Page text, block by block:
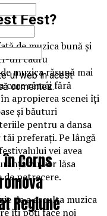
Fest?
de muzica bună şi
un cadru
muzica răsună mai
care rămâi fără
apropierea scenei îţi
şi băuturi
pentru a dansa
preferaţi. Pe lângă
vei avea
nu vor lăsa
de petrecere.
de a asculta muzica
îți poți face noi
ul web în acest
comentez.
Corps
Regiune